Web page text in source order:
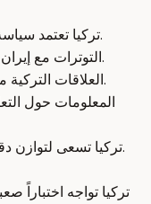
تركيا تعتمد سياسة الترقب الحذر في مواجهة الصراع الإقليمي.
التوترات مع إيران وإسرائيل تؤثر على الاستقرار الأمني التركي.
العلاقات التركية مع دول الخليج تشهد إعادة تموضع استراتيجية.
المعلومات حول
تركيا تسعى لتوازن دقيق بين التزاماتها الدولية ومصالحها الإقليمية.
تركيا تواجه اختباراً